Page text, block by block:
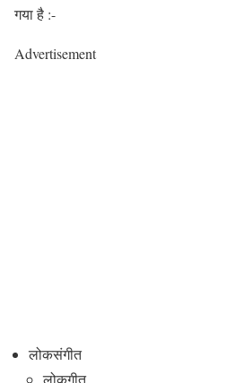
गया है :-
Advertisement
लोकसंगीत